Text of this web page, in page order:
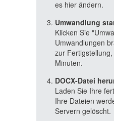
es hier ändern.
Umwandlung
Klicken Sie
Umwandlungen
zur
Minuten.
DOCX-Datei
Laden Sie Ihre
Ihre Dateien
Servern gelöscht.